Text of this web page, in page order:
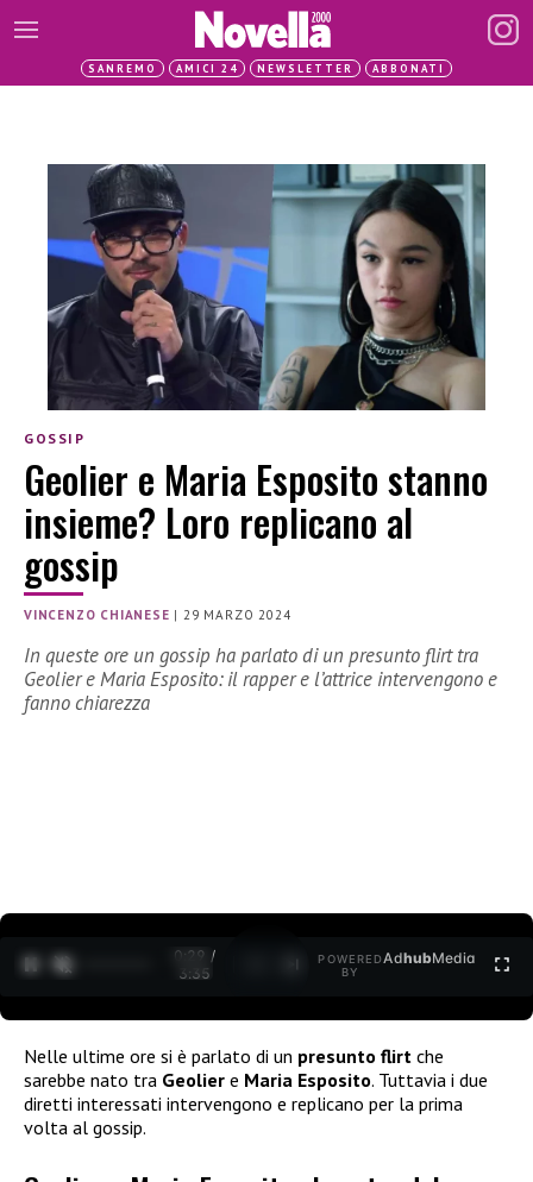
SANREMO AMICI 24 NEWSLETTER ABBONATI
GOSSIP
Geolier e Maria Esposito stanno
insieme? Loro replicano al
gossip
VINCENZO CHIANESE |29 MARZO 2024
In queste ore un gossip ha parlato di un presunto flirt tra
Geolier e Maria Esposito: il rapper e l’attrice intervengono e
fanno chiarezza
0:30 /
3:35
POWERED
BY
AdhubMedia
Nelle ultime ore si è parlato di un presunto flirt che
sarebbe nato tra Geolier e Maria Esposito. Tuttavia i due
diretti interessati intervengono e replicano per la prima
volta al gossip.